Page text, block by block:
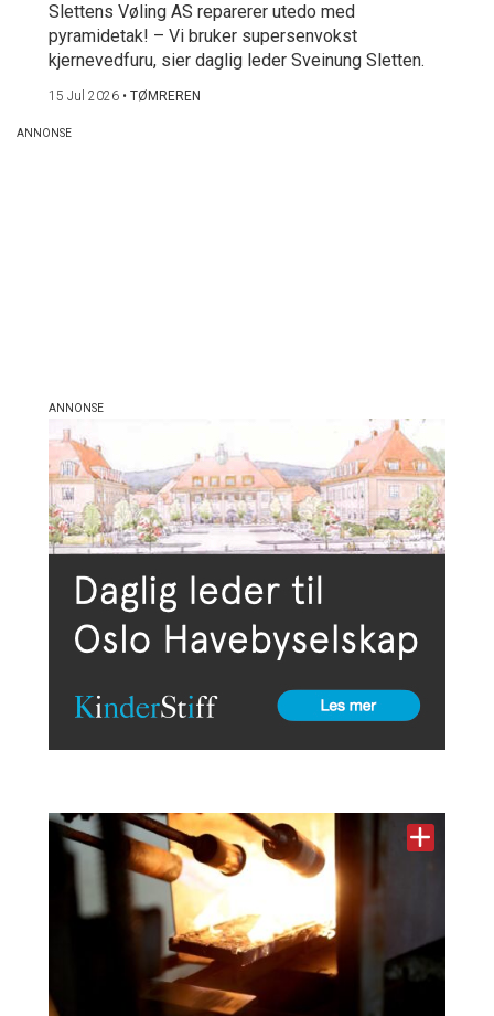
Slettens Vøling AS reparerer utedo med
pyramidetak! – Vi bruker supersenvokst
kjernevedfuru, sier daglig leder Sveinung Sletten.
15 Jul 2026 • TØMREREN